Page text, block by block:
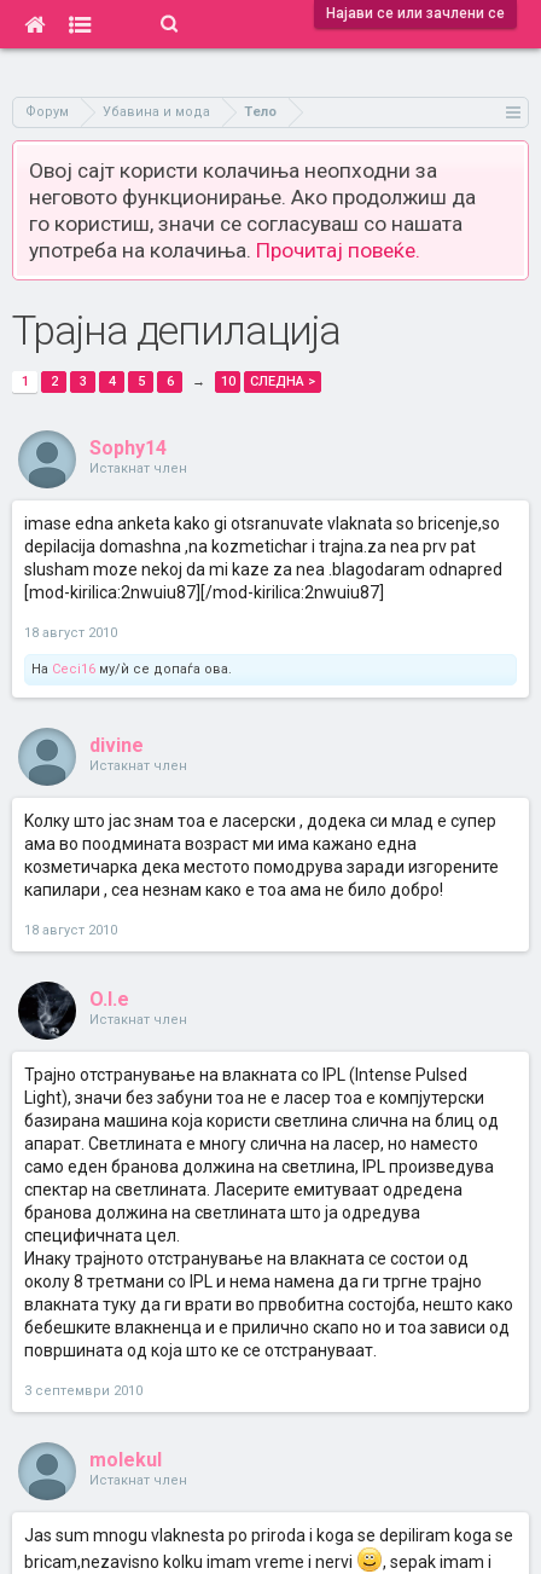
Најави се или зачлени се
Форум Убавина и мода Тело
Овој сајт користи колачиња неопходни за
неговото функционирање. Ако продолжиш да
го користиш, значи се согласуваш со нашата
употреба на колачиња. Прочитај повеќе.
Трајна депилација
1 2 3 4 5 6 → 10 СЛЕДНА >
Sophy14
Истакнат член
imase edna anketa kako gi otsranuvate vlaknata so bricenje,so
depilacija domashna ,na kozmetichar i trajna.za nea prv pat
slusham moze nekoj da mi kaze za nea .blagodaram odnapred
[mod-kirilica:2nwuiu87][/mod-kirilica:2nwuiu87]
18 август 2010
На Ceci16 му/ѝ се допаѓа ова.
divine
Истакнат член
Kолку што јас знам тоа е ласерски , додека си млад е супер
ама во поодмината возраст ми има кажано една
козметичарка дека местото помодрува заради изгорените
капилари , сеа незнам како е тоа ама не било добро!
18 август 2010
O.l.e
Истакнат член
Трајно отстранување на влакната со IPL (Intense Pulsed
Light), значи без забуни тоа не е ласер тоа е компјутерски
базирана машина која користи светлина слична на блиц од
апарат. Светлината е многу слична на ласер, но наместо
само еден бранова должина на светлина, IPL произведува
спектар на светлината. Ласерите емитуваат одредена
бранова должина на светлината што ја одредува
специфичната цел.
Инаку трајното отстранување на влакната се состои од
околу 8 третмани со IPL и нема намена да ги тргне трајно
влакната туку да ги врати во првобитна состојба, нешто како
бебешките влакненца и е прилично скапо но и тоа зависи од
површината од која што ке се отстрануваат.
3 септември 2010
molekul
Истакнат член
Jas sum mnogu vlaknesta po priroda i koga se depiliram koga se
bricam,nezavisno kolku imam vreme i nervi
, sepak imam i